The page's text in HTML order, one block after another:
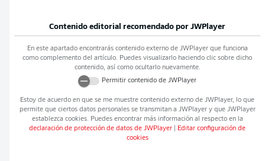
Contenido editorial recomendado por JWPlayer
En este apartado encontrarás contenido externo de JWPlayerque funciona
como complemento del artículo. Puedes visualizarlo haciendo clic sobre dicho
contenido, así como ocultarlo nuevamente.
Permitir contenido de JWPlayer
Estoy de acuerdo en que se me muestre contenido externo de JWPlayer, lo que
permite que ciertos datos personales se transmitan a JWPlayery que JWPlayer
establezca cookies. Puedes encontrar más información al respecto en la
declaración de protección de datos de JWPlayer
Editar configuración de
cookies